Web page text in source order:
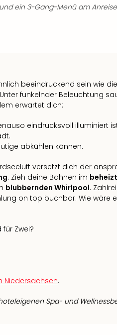
ein 3-Gang-Menü am
beeindruckend sein wie die
funkelnder Beleuchtung
erwartet dich:
eindrucksvoll illuminiert
abkühlen können.
versetzt dich der
. Zieh deine Bahnen im
blubbernden Whirlpool.
on top buchbar. Wie wäre
Zwei?
Niedersachsen.
Spa- und